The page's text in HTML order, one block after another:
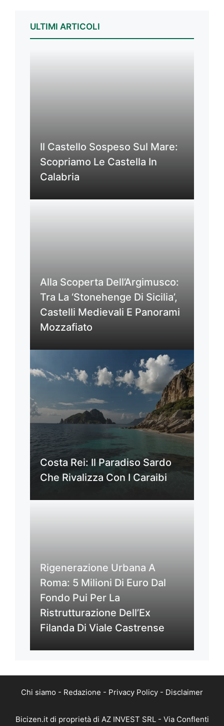
ULTIMI ARTICOLI
Il Castello Sospeso Sul Mare:
Scopriamo Le Castella In
Calabria
Alla Scoperta Dell’Argimusco:
Tra La ‘Stonehenge Di Sicilia’,
Castelli Medievali E Panorami
Mozzafiato
Costa Rei: Il Paradiso Sardo
Che Rivalizza Con I Caraibi
Rigenerazione Urbana A
Roma: 5 Milioni Di Euro Dal
Fondo Pui Per La
Ristrutturazione Dell’Ex
Filanda Di Viale Castrense
Chi siamo - Redazione - Privacy Policy - Disclaimer
Bicizen.it di proprietà di AZ INVEST SRL - Via Conflenti